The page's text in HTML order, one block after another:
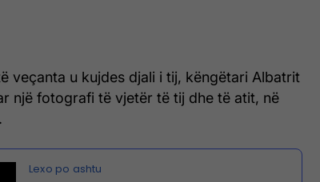
veçanta u kujdes djali i tij, këngëtari Albatrit
një fotografi të vjetër të tij dhe të atit, në